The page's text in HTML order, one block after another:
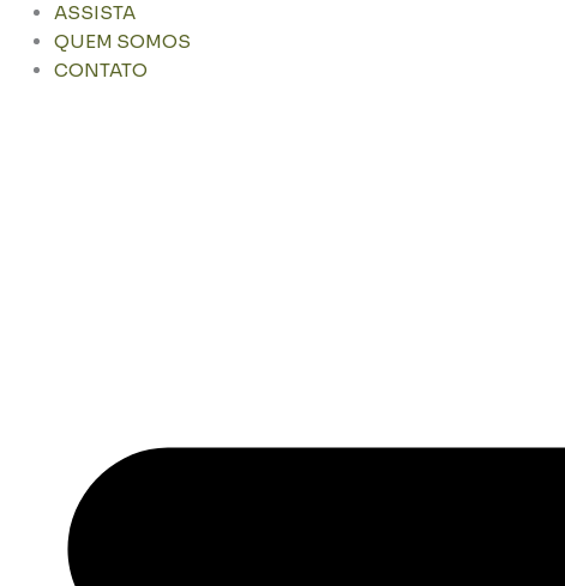
ASSISTA
QUEM SOMOS
CONTATO